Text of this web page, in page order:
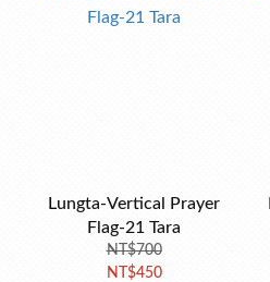
Lungta-Vertical Prayer
Flag-21 Tara
NT$700
NT$450